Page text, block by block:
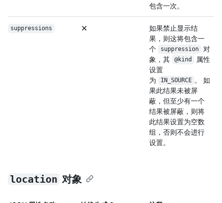
包含一次。
suppressions
如果禁止显示结
果，则这将包含一
个
suppression
对
象，其
@kind
属性
设置
为
IN_SOURCE 。 如
果此结果未被屏
蔽，但至少有一个
结果被屏蔽，则将
此结果设置为空数
组，否则不会进行
设置。
location 对象